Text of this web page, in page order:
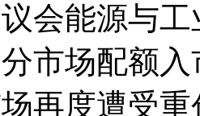
会能源与
市场配额
再度遭受